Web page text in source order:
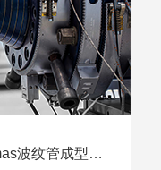
联动突破！UNICOR模头&Olmas波纹管成型机实现高效量产